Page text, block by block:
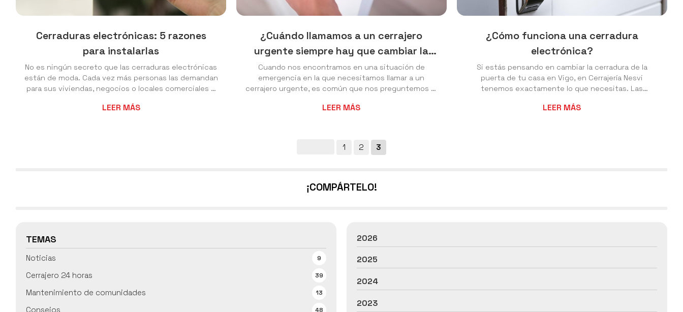
TEMAS
Noticias 9
Cerrajero 24 horas 39
Mantenimiento de comunidades 13
Consejos 48
Cerraduras electrónicas: 5 razones
para instalarlas
No es ningún secreto que las cerraduras electrónicas
están de moda. Cada vez más personas las demandan
para sus viviendas, negocios o locales comerciales y
estamos especializados en la instalación de este
LEER MÁS
¿Cuándo llamamos a un cerrajero
urgente siempre hay que cambiar la
cerradura?
Cuando nos encontramos en una situación de
emergencia en la que necesitamos llamar a un
cerrajero urgente, es común que nos preguntemos si
resuelto el problema. En Cerrajería Nesvi, tu cerrajero
artículo te explicamos cuándo es necesario cambiar
la cerradura. En primer lugar, es importante mencionar
LEER MÁS
¿Cómo funciona una cerradura
electrónica?
Si estás pensando en cambiar la cerradura de la
puerta de tu casa en Vigo, en Cerrajería Nesvi
tenemos exactamente lo que necesitas. Las
sobra, así que es el momento de que abramos un
LEER MÁS
1 2 3
¡COMPÁRTELO!
2026
2025
2024
2023